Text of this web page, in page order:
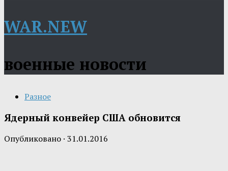
WAR.NEW
военные новости
Разное
Ядерный конвейер США обновится
Опубликовано · 31.01.2016